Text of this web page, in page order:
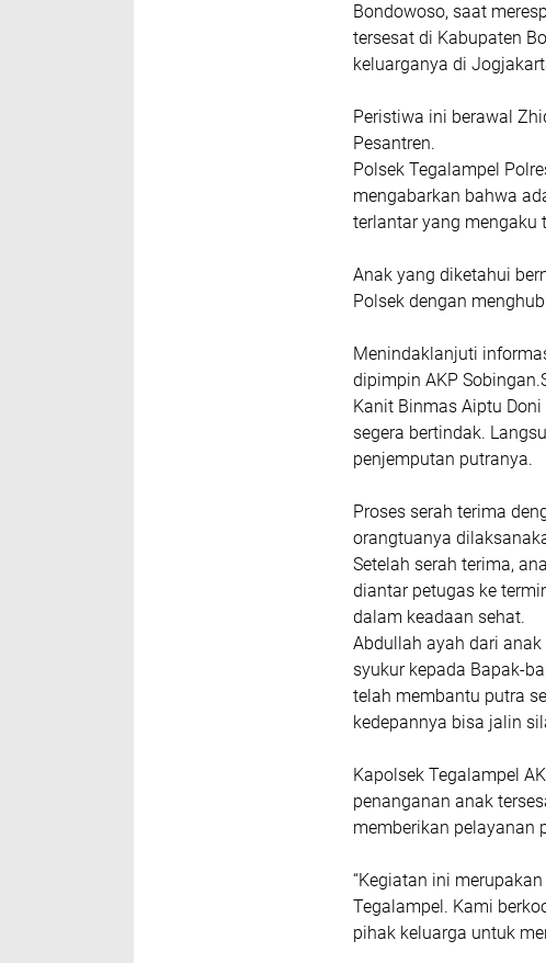
Bondowoso, saat
tersesat di Kabupaten
keluarganya di
Peristiwa ini berawal
Pesantren.
Polsek Tegalampel
mengabarkan bahwa
terlantar yang mengaku
Anak yang diketahui
Polsek dengan
Menindaklanjuti
dipimpin AKP
Kanit Binmas Aiptu
segera bertindak.
penjemputan putranya.
Proses serah terima
orangtuanya
Setelah serah terima,
diantar petugas ke
dalam keadaan sehat.
Abdullah ayah dari
syukur kepada Bapak-
telah membantu putra
kedepannya bisa jalin
Kapolsek Tegalampel
penanganan anak
memberikan pelayanan
“Kegiatan ini
Tegalampel. Kami
pihak keluarga untuk